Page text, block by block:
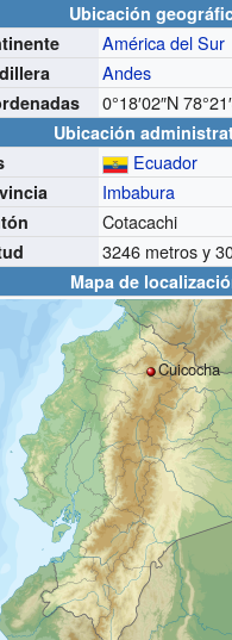
Ubicación
América del Sur
Andes
0°18′02″N
Ubicación
Ecuador
Imbabura
Cotacachi
3246 metros y
Mapa de
Cuicocha